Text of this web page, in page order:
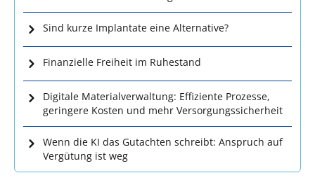
Sind kurze Implantate eine Alternative?
Finanzielle Freiheit im Ruhestand
Digitale Materialverwaltung: Effiziente Prozesse,
geringere Kosten und mehr Versorgungssicherheit
Wenn die KI das Gutachten schreibt: Anspruch auf
Vergütung ist weg